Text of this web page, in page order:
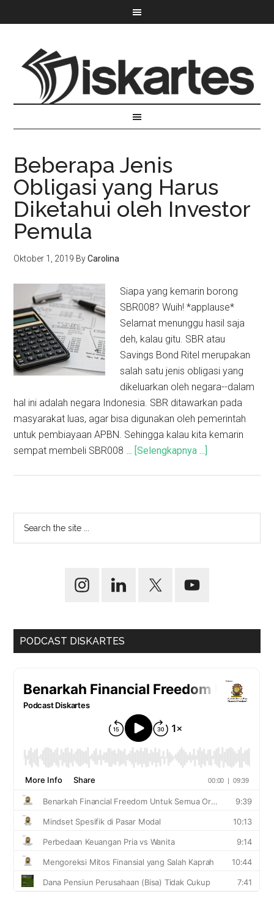
Beberapa Jenis
Obligasi yang Harus
Diketahui oleh Investor
Pemula
Oktober 1, 2019 ByCarolina
Siapa yang kemarin borong
SBR008? Wuih! *applause*
Selamat menunggu hasil saja
deh, kalau gitu. SBR atau
Savings Bond Ritel merupakan
salah satu jenis obligasi yang
dikeluarkan oleh negara--dalam
hal ini adalah negara Indonesia. SBR ditawarkan pada
masyarakat luas, agar bisa digunakan oleh pemerintah
untuk pembiayaan APBN. Sehingga kalau kita kemarin
sempat membeli SBR008 … [Selengkapnya ...]
PODCAST DISKARTES